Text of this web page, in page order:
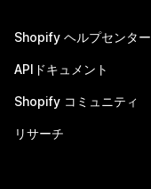
Shopify ヘルプセンター
APIドキュメント
Shopify コミュニティ
リサーチ